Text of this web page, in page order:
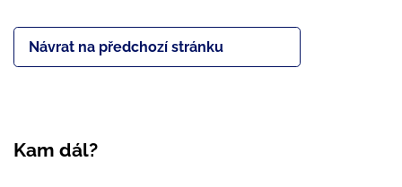
Návrat na předchozí stránku
Kam dál?